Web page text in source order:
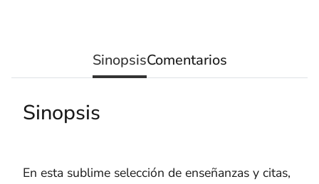
SinopsisComentarios
Sinopsis
En esta sublime selección de enseñanzas y citas,